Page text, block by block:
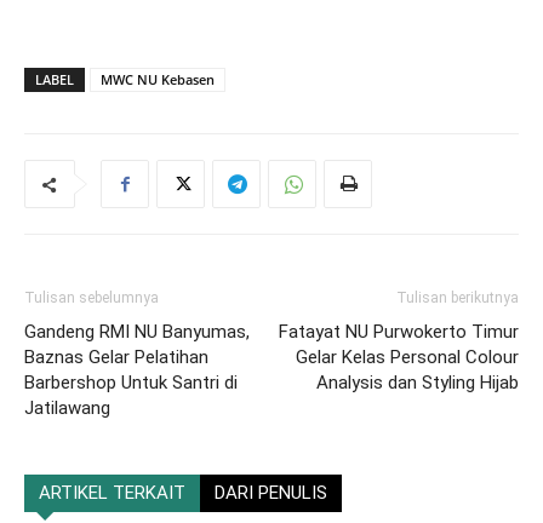
LABEL MWC NU Kebasen
Tulisan sebelumnya
Gandeng RMI NU Banyumas,
Baznas Gelar Pelatihan
Barbershop Untuk Santri di
Jatilawang
Tulisan berikutnya
Fatayat NU Purwokerto Timur
Gelar Kelas Personal Colour
Analysis dan Styling Hijab
ARTIKEL TERKAIT DARI PENULIS